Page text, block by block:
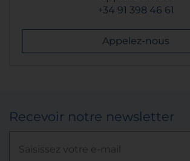
+34 91 398 46 61
Appelez-nous
Recevoir notre newsletter